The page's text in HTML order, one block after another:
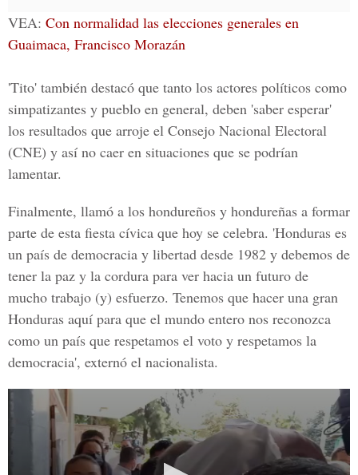
VEA: Con normalidad las elecciones generales en
Guaimaca, Francisco Morazán
'Tito' también destacó que tanto los actores políticos como
simpatizantes y pueblo en general, deben 'saber esperar'
los resultados que arroje el Consejo Nacional Electoral
(CNE) y así no caer en situaciones que se podrían
lamentar.
Finalmente, llamó a los hondureños y hondureñas a formar
parte de esta fiesta cívica que hoy se celebra. 'Honduras es
un país de democracia y libertad desde 1982 y debemos de
tener la paz y la cordura para ver hacia un futuro de
mucho trabajo (y) esfuerzo. Tenemos que hacer una gran
Honduras aquí para que el mundo entero nos reconozca
como un país que respetamos el voto y respetamos la
democracia', externó el nacionalista.